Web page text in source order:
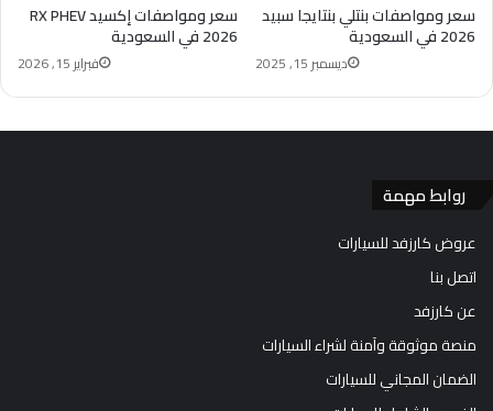
سعر ومواصفات إكسيد RX PHEV
2026 في السعودية
فبراير 15, 2026
سعر ومواصفات بنتلي بنتايجا سبيد
2026 في السعودية
ديسمبر 15, 2025
روابط مهمة
عروض كارزفد للسيارات
اتصل بنا
عن كارزفد
منصة موثوقة وآمنة لشراء السيارات
الضمان المجاني للسيارات